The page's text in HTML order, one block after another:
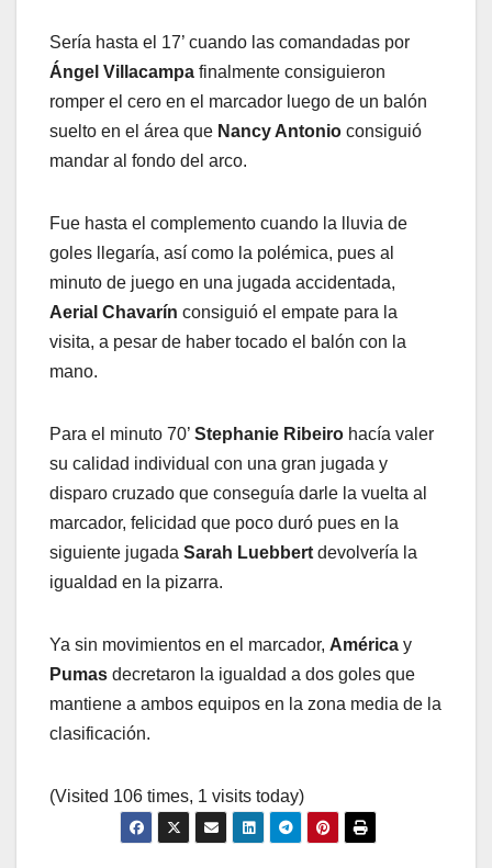
Sería hasta el 17’ cuando las comandadas por
Ángel Villacampa finalmente consiguieron
romper el cero en el marcador luego de un balón
suelto en el área que Nancy Antonio consiguió
mandar al fondo del arco.
Fue hasta el complemento cuando la lluvia de
goles llegaría, así como la polémica, pues al
minuto de juego en una jugada accidentada,
Aerial Chavarín consiguió el empate para la
visita, a pesar de haber tocado el balón con la
mano.
Para el minuto 70’ Stephanie Ribeiro hacía valer
su calidad individual con una gran jugada y
disparo cruzado que conseguía darle la vuelta al
marcador, felicidad que poco duró pues en la
siguiente jugada Sarah Luebbert devolvería la
igualdad en la pizarra.
Ya sin movimientos en el marcador, América y
Pumas decretaron la igualdad a dos goles que
mantiene a ambos equipos en la zona media de la
clasificación.
(Visited 106 times, 1 visits today)